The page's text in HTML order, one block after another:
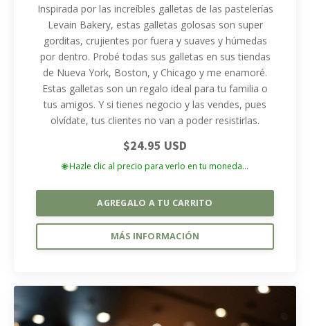
Inspirada por las increíbles galletas de las pastelerías
Levain Bakery, estas galletas golosas son super
gorditas, crujientes por fuera y suaves y húmedas
por dentro. Probé todas sus galletas en sus tiendas
de Nueva York, Boston, y Chicago y me enamoré.
Estas galletas son un regalo ideal para tu familia o
tus amigos. Y si tienes negocio y las vendes, pues
olvídate, tus clientes no van a poder resistirlas.
$24.95 USD
🌐 Hazle clic al precio para verlo en tu moneda...
AGREGALO A TU CARRITO
MÁS INFORMACIÓN